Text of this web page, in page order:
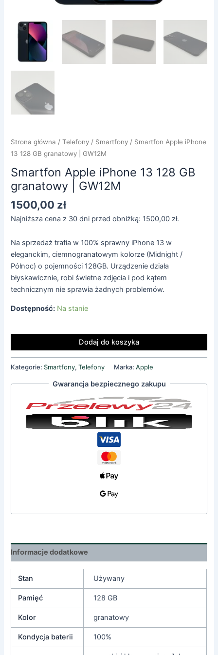
Strona główna /Telefony / Smartfony / Smartfon Apple iPhone
13 128 GB granatowy | GW12M
Smartfon Apple iPhone 13 128 GB
granatowy | GW12M
1500,00 zł
Najniższa cena z 30 dni przed obniżką: 1500,00zł.
Na sprzedaż trafia w 100% sprawny iPhone 13 w
eleganckim, ciemnogranatowym kolorze (Midnight /
Północ) o pojemności 128GB. Urządzenie działa
błyskawicznie, robi świetne zdjęcia i pod kątem
technicznym nie sprawia żadnych problemów.
Dostępność: Na stanie
Dodaj do koszyka
Kategorie: Smartfony,Telefony Marka:Apple
Gwarancja bezpiecznego zakupu
Informacje dodatkowe
Stan Używany
Pamięć 128 GB
Kolor granatowy
Kondycja baterii 100%